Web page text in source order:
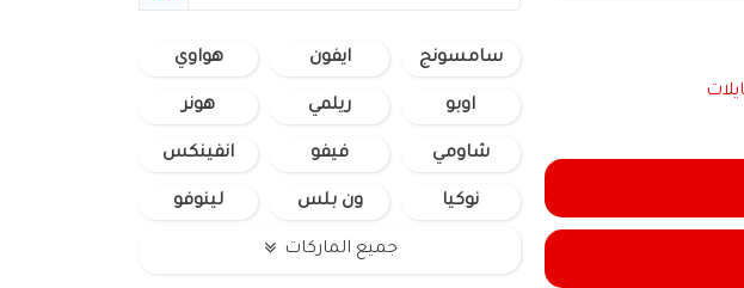
سامسونج ايفون هواوي
اوبو ريلمي هونر
شاومي فيفو انفينكس
نوكيا ون بلس لينوفو
جميع الماركات